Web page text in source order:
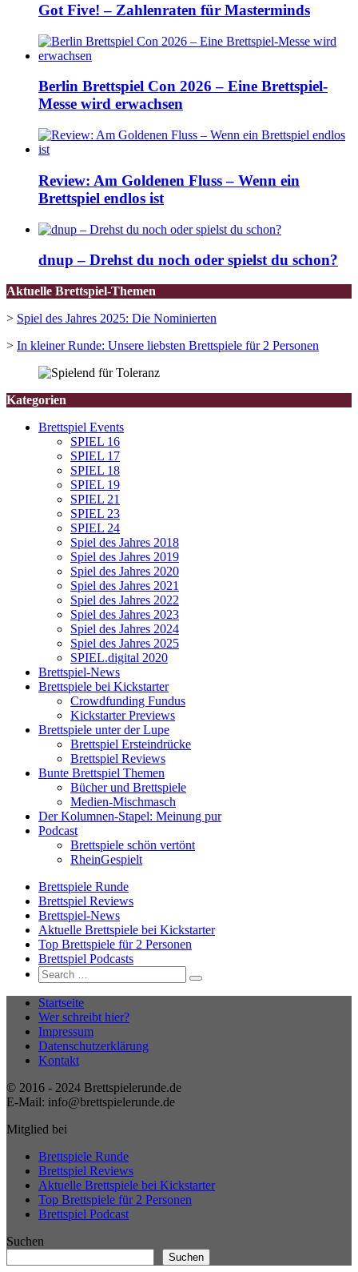
Got Five! – Zahlenraten für Masterminds
Berlin Brettspiel Con 2026 – Eine Brettspiel-
Messe wird erwachsen
Review: Am Goldenen Fluss – Wenn ein
Brettspiel endlos ist
dnup – Drehst du noch oder spielst du schon?
Aktuelle Brettspiel-Themen
> Spiel des Jahres 2025: Die Nominierten
> In kleiner Runde: Unsere liebsten Brettspiele für 2 Personen
Kategorien
Brettspiel Events
SPIEL 16
SPIEL 17
SPIEL 18
SPIEL 19
SPIEL 21
SPIEL 23
SPIEL 24
Spiel des Jahres 2018
Spiel des Jahres 2019
Spiel des Jahres 2020
Spiel des Jahres 2021
Spiel des Jahres 2022
Spiel des Jahres 2023
Spiel des Jahres 2024
Spiel des Jahres 2025
SPIEL.digital 2020
Brettspiel-News
Brettspiele bei Kickstarter
Crowdfunding Fundus
Kickstarter Previews
Brettspiele unter der Lupe
Brettspiel Ersteindrücke
Brettspiel Reviews
Bunte Brettspiel Themen
Bücher und Brettspiele
Medien-Mischmasch
Der Kolumnen-Stapel: Meinung pur
Podcast
Brettspiele schön vertönt
RheinGespielt
Brettspiele Runde
Brettspiel Reviews
Brettspiel-News
Aktuelle Brettspiele bei Kickstarter
Top Brettspiele für 2 Personen
Brettspiel Podcasts
Search
for:
Search
Startseite
Wer schreibt hier?
Impressum
Datenschutzerklärung
Kontakt
© 2016 - 2024 Brettspielerunde.de
E-Mail: info@brettspielerunde.de
Mitglied bei
Brettspiele Runde
Brettspiel Reviews
Aktuelle Brettspiele bei Kickstarter
Top Brettspiele für 2 Personen
Brettspiel Podcast
Suchen
Suchen